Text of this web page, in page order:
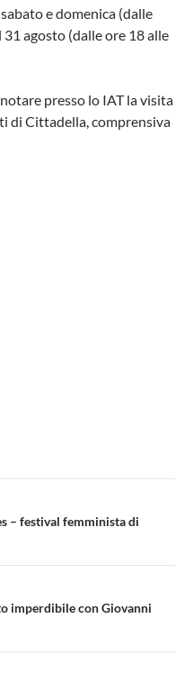
e domenica (dalle
agosto (dalle ore 18 alle
presso lo IAT la visita
di Cittadella, comprensiva
– festival femminista di
imperdibile con Giovanni